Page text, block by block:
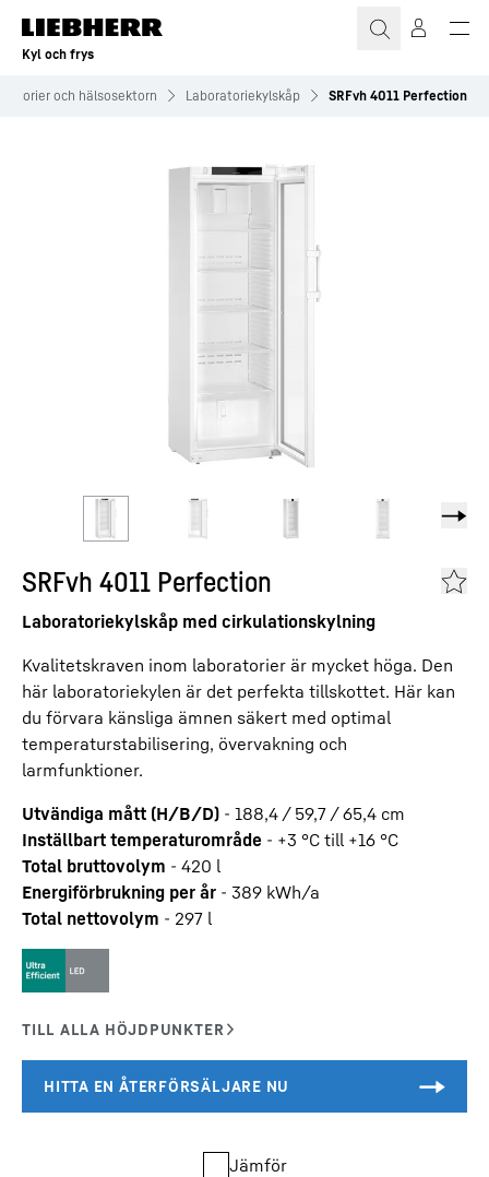
Kyl och frys
och hälsosektorn Laboratoriekylskåp SRFvh 4011 Perfection
SRFvh 4011 Perfection
Laboratoriekylskåp med cirkulationskylning
Kvalitetskraven inom laboratorier är mycket höga. Den
här laboratoriekylen är det perfekta tillskottet. Här kan
du förvara känsliga ämnen säkert med optimal
temperaturstabilisering, övervakning och
larmfunktioner.
Utvändiga mått (H/B/D) - 188,4 / 59,7 / 65,4 cm
Inställbart temperaturområde - +3 °C till +16 °C
Total bruttovolym - 420 l
Energiförbrukning per år - 389 kWh/a
Total nettovolym - 297 l
Jämför